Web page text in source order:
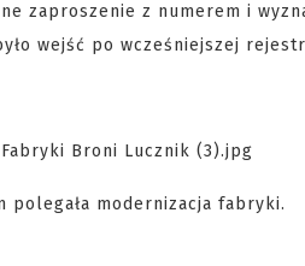
zaproszenie z numerem i
wejść po wcześniejszej
polegała modernizacja fabryki.